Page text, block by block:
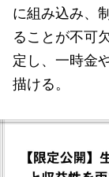
に組み込み、
ることが不可
定し、一時金
描ける。